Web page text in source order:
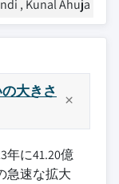
, Kunal Ahuja
大きさ
年に41.20億
急速な拡大